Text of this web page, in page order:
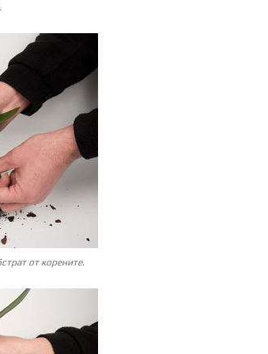
от корените.